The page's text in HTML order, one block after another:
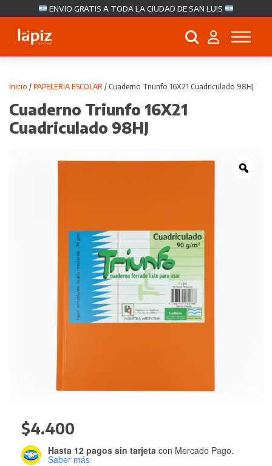
ENVIO GRATIS A TODA LA CIUDAD DE SAN LUIS
Búsqueda
Inicio / PAPELERIA ESCOLAR / Cuaderno Triunfo 16X21 Cuadriculado 98HJ
Cuaderno Triunfo 16X21
Cuadriculado 98HJ
$4.400
Hasta 12 pagos sin tarjeta con Mercado Pago.
Saber más